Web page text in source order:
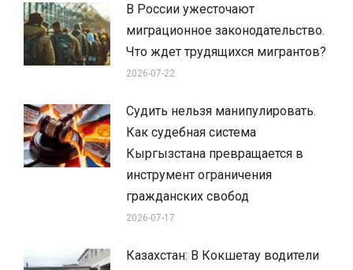
В России ужесточают
миграционное законодательство.
Что ждет трудящихся мигрантов?
2026-07-22
Судить нельзя манипулировать.
Как судебная система
Кыргызстана превращается в
инструмент ограничения
гражданских свобод
2026-07-17
Казахстан: В Кокшетау водители